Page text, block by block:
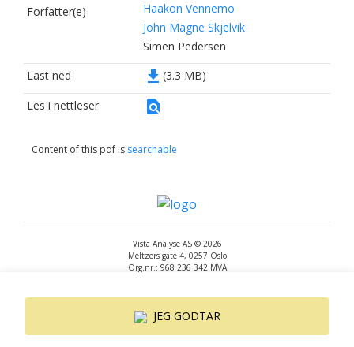
Forfatter(e)
Haakon Vennemo
John Magne Skjelvik
Simen Pedersen
Last ned
file_download (3.3 MB)
Les i nettleser
find_in_page
Content of this pdf is searchable
Vista Analyse AS © 2026
Meltzers gate 4, 0257 Oslo
Org.nr.: 968 236 342 MVA
By
Version: 3.0.244
JEG GODTAR